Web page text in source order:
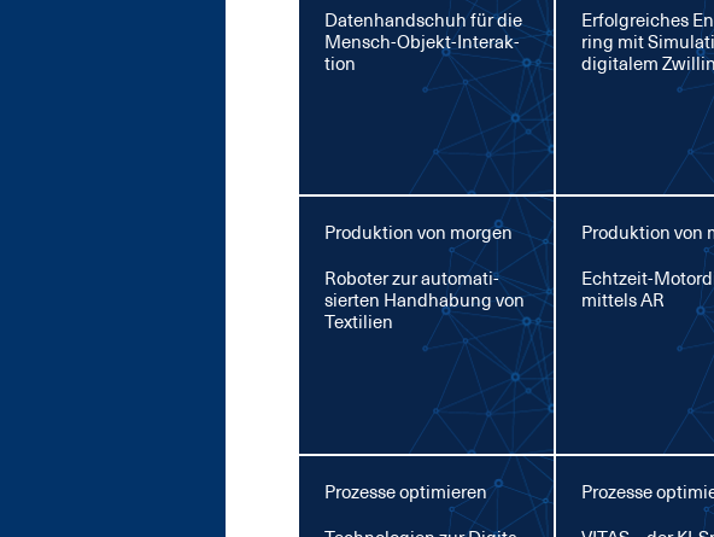
Da­ten­hand­schuh für die
Mensch-Ob­jekt-In­ter­ak­
ti­on
Er­folg­rei­ches
ring mit
di­gi­ta­lem
Produktion von morgen
Ro­bo­ter zur au­to­ma­ti­
sier­ten Hand­ha­bung von
Tex­ti­li­en
Produktion von
Echt­zeit-
mit­tels AR
Prozesse optimieren
Prozesse